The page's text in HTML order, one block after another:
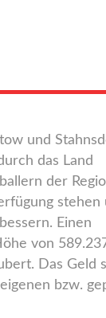
und
das Land
der
stehen
Einen
von
Das
bzw.